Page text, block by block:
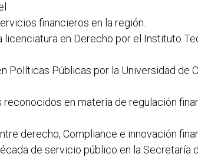
financieros en la región.
licenciatura en Derecho por el Instituto
Políticas Públicas por la Universidad de
reconocidos en materia de regulación
derecho, Compliance e innovación
de servicio público en la Secretaría